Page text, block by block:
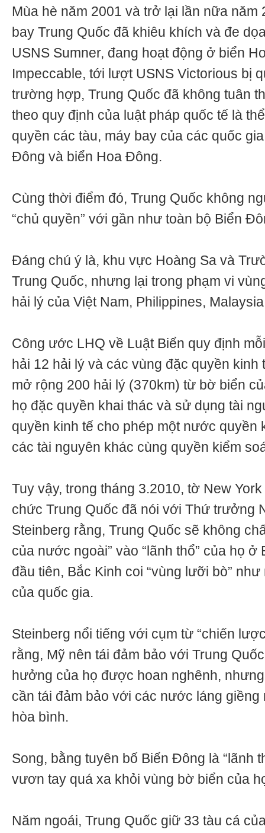
Mùa hè năm 2001 và trở lại lần nữa năm
bay Trung Quốc đã khiêu khích và đe
USNS Sumner, đang hoạt động ở biển
Impeccable, tới lượt USNS Victorious bị
trường hợp, Trung Quốc đã không tuân
theo quy định của luật pháp quốc tế là
quyền các tàu, máy bay của các quốc
Đông và biển Hoa Đông.
Cùng thời điểm đó, Trung Quốc không
“chủ quyền” với gần như toàn bộ Biển
Đáng chú ý là, khu vực Hoàng Sa và
Trung Quốc, nhưng lại trong phạm vi
hải lý của Việt Nam, Philippines,
Công ước LHQ về Luật Biển quy định
hải 12 hải lý và các vùng đặc quyền
mở rộng 200 hải lý (370km) từ bờ biển
họ đặc quyền khai thác và sử dụng tài
quyền kinh tế cho phép một nước quyền
các tài nguyên khác cùng quyền kiểm
Tuy vậy, trong tháng 3.2010, tờ New
chức Trung Quốc đã nói với Thứ trưởng
Steinberg rằng, Trung Quốc sẽ không
của nước ngoài” vào “lãnh thổ” của họ
đầu tiên, Bắc Kinh coi “vùng lưỡi bò”
của quốc gia.
Steinberg nổi tiếng với cụm từ “chiến
rằng, Mỹ nên tái đảm bảo với Trung
hưởng của họ được hoan nghênh,
cần tái đảm bảo với các nước láng
hòa bình.
Song, bằng tuyên bố Biển Đông là “lãnh
vươn tay quá xa khỏi vùng bờ biển của
Năm ngoái, Trung Quốc giữ 33 tàu cá